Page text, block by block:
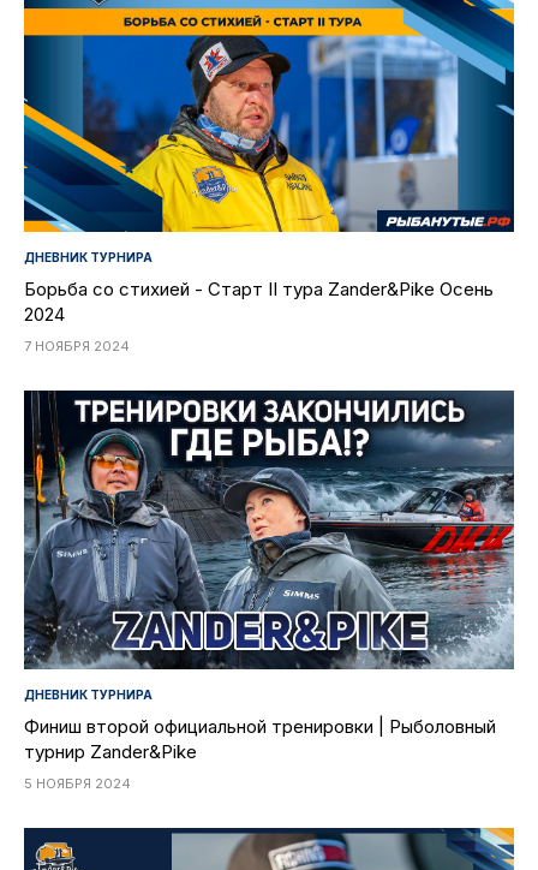
ДНЕВНИК ТУРНИРА
Борьба со стихией - Старт II тура Zander&Pike Осень
2024
7 НОЯБРЯ 2024
ДНЕВНИК ТУРНИРА
Финиш второй официальной тренировки | Рыболовный
турнир Zander&Pike
5 НОЯБРЯ 2024